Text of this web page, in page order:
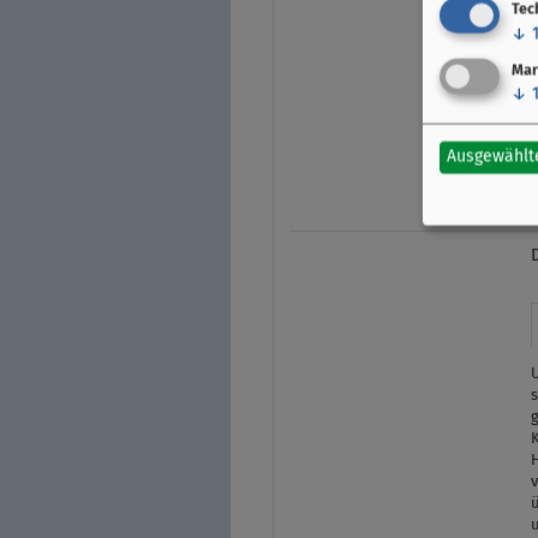
↓ 1
↓ 1